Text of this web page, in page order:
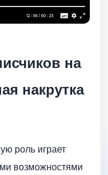
на
накрутка
роль играет
возможностями